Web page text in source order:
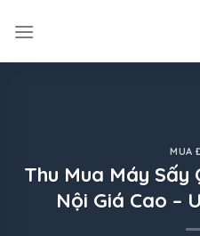
MUA
Thu Mua Máy Sấy
Nội Giá Cao –